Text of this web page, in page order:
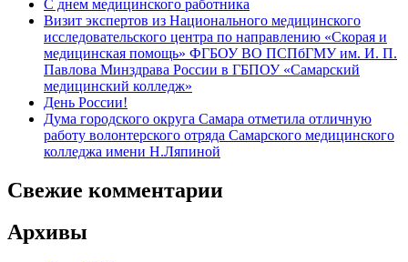
С днем медицинского работника
Визит экспертов из Национального медицинского
исследовательского центра по направлению «Скорая и
медицинская помощь» ФГБОУ ВО ПСПбГМУ им. И. П.
Павлова Минздрава России в ГБПОУ «Самарский
медицинский колледж»
День России!
Дума городского округа Самара отметила отличную
работу волонтерского отряда Самарского медицинского
колледжа имени Н.Ляпиной
Свежие комментарии
Архивы